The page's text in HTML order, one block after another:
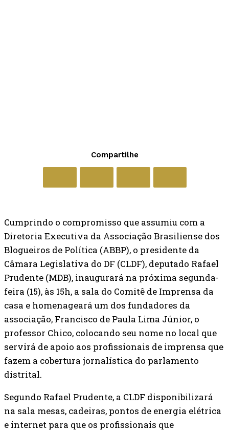
Compartilhe
Cumprindo o compromisso que assumiu com a
Diretoria Executiva da Associação Brasiliense dos
Blogueiros de Política (ABBP), o presidente da
Câmara Legislativa do DF (CLDF), deputado Rafael
Prudente (MDB), inaugurará na próxima segunda-
feira (15), às 15h, a sala do Comitê de Imprensa da
casa e homenageará um dos fundadores da
associação, Francisco de Paula Lima Júnior, o
professor Chico, colocando seu nome no local que
servirá de apoio aos profissionais de imprensa que
fazem a cobertura jornalística do parlamento
distrital.
Segundo Rafael Prudente, a CLDF disponibilizará
na sala mesas, cadeiras, pontos de energia elétrica
e internet para que os profissionais que